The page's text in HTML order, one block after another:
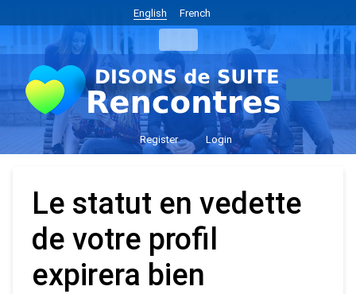
English French
Register Login
Le statut en vedette
de votre profil
expirera bien